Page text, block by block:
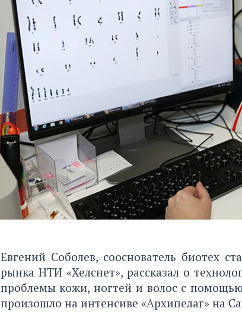
Евгений Соболев, сооснователь биотех
рынка НТИ «Хелснет», рассказал о
проблемы кожи, ногтей и волос с помощью
произошло на интенсиве «Архипелаг» на